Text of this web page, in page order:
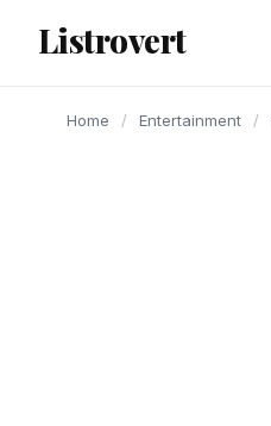
content
Listrovert
Home / Entertainment /